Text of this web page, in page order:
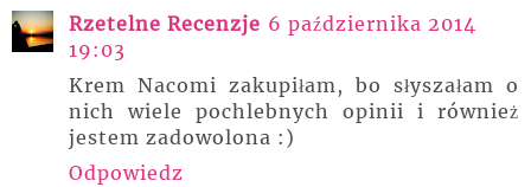
Rzetelne Recenzje 6 października 2014
19:03
Krem Nacomi zakupiłam, bo słyszałam o
nich wiele pochlebnych opinii i również
jestem zadowolona :)
Odpowiedz